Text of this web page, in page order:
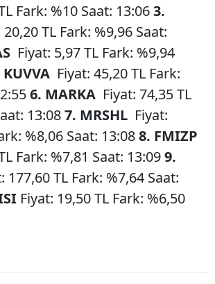
Fark: %10 Saat: 13:063.
20,20 TL Fark: %9,96 Saat:
Fiyat: 5,97 TL Fark: %9,94
KUVVA Fiyat: 45,20 TL Fark:
6. MARKA Fiyat: 74,35 TL
13:087. MRSHL Fiyat:
%8,06 Saat: 13:088. FMIZP
Fark: %7,81 Saat: 13:099.
177,60 TL Fark: %7,64 Saat:
Fiyat: 19,50 TL Fark: %6,50